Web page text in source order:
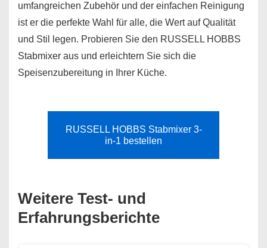
umfangreichen Zubehör und der einfachen Reinigung
ist er die perfekte Wahl für alle, die Wert auf Qualität
und Stil legen. Probieren Sie den RUSSELL HOBBS
Stabmixer aus und erleichtern Sie sich die
Speisenzubereitung in Ihrer Küche.
RUSSELL HOBBS Stabmixer 3-
in-1 bestellen
Weitere Test- und
Erfahrungsberichte